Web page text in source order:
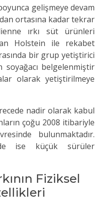
gelişmeye devam
ortasına kadar tekrar
ırkı süt ürünleri
Holstein ile rekabet
bir grup yetiştirici
soyağacı belgelenmiştir
olarak yetiştirilmeye
nadir olarak kabul
çoğu 2008 itibariyle
bulunmaktadır.
ise küçük sürüler
Fiziksel